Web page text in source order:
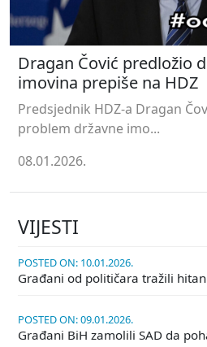
Dragan Čović predložio
imovina prepiše na HDZ
Predsjednik HDZ-a Dragan
problem državne imo...
08.01.2026.
VIJESTI
POSTED ON: 10.01.2026.
Građani od političara tražili
POSTED ON: 09.01.2026.
Građani BiH zamolili SAD da